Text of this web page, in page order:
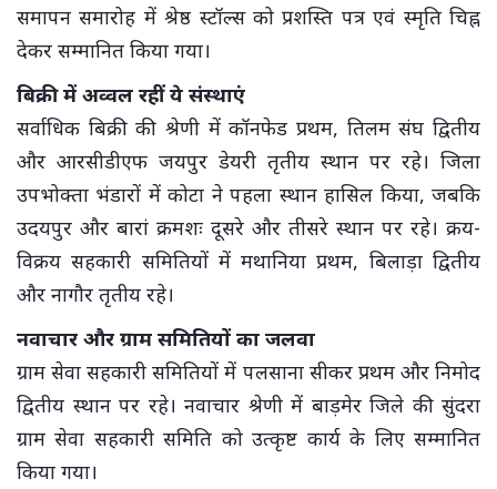
समापन समारोह में श्रेष्ठ स्टॉल्स को प्रशस्ति पत्र एवं स्मृति चिह्न
देकर सम्मानित किया गया।
बिक्री में अव्वल रहीं ये संस्थाएं
सर्वाधिक बिक्री की श्रेणी में कॉनफेड प्रथम, तिलम संघ द्वितीय
और आरसीडीएफ जयपुर डेयरी तृतीय स्थान पर रहे। जिला
उपभोक्ता भंडारों में कोटा ने पहला स्थान हासिल किया, जबकि
उदयपुर और बारां क्रमशः दूसरे और तीसरे स्थान पर रहे। क्रय-
विक्रय सहकारी समितियों में मथानिया प्रथम, बिलाड़ा द्वितीय
और नागौर तृतीय रहे।
नवाचार और ग्राम समितियों का जलवा
ग्राम सेवा सहकारी समितियों में पलसाना सीकर प्रथम और निमोद
द्वितीय स्थान पर रहे। नवाचार श्रेणी में बाड़मेर जिले की सुंदरा
ग्राम सेवा सहकारी समिति को उत्कृष्ट कार्य के लिए सम्मानित
किया गया।